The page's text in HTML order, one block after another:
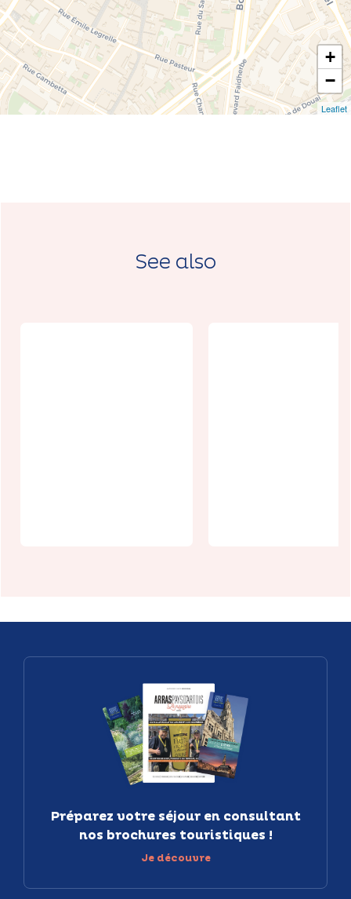
+
−
Leaflet
See also
Préparez votre séjour en consultant
nos brochures touristiques !
Je découvre